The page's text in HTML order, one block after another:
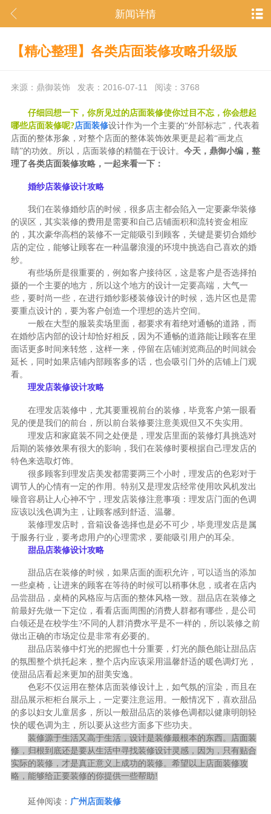
新闻详情
【精心整理】各类店面装修攻略升级版
来源：鼎御装饰 发表：2016-07-11 阅读：3768
仔细回想一下，你所见过的店面装修使你过目不忘，你会想起
哪些店面装修呢?店面装修设计作为一个主要的“外部标志”，代表着
店面的整体形象，对整个店面的整体装饰效果更是起着“画龙点
睛”的功效。所以，店面装修的精髓在于设计。 今天，鼎御小编，整
理了各类店面装修攻略，一起来看一下：
婚纱店装修设计攻略
我们在装修婚纱店的时候，很多店主都会陷入一定要豪华装修
的误区，其实装修的费用是需要和自己店铺面积和流转资金相应
的，其次豪华高档的装修不一定能吸引到顾客，关键是要切合婚纱
店的定位，能够让顾客在一种温馨浪漫的环境中挑选自己喜欢的婚
纱。
有些场所是很重要的，例如客户接待区，这是客户是否选择拍
摄的一个主要的地方，所以这个地方的设计一定要高端，大气一
些，要时尚一些，在进行婚纱影楼装修设计的时候，选片区也是需
要重点设计的，要为客户创造一个理想的选片空间。
一般在大型的服装卖场里面，都要求有着绝对通畅的道路，而
在婚纱店内部的设计却恰好相反，因为不通畅的道路能让顾客在里
面话更多时间来转悠，这样一来，停留在店铺浏览商品的时间就会
延长，同时如果店铺内部顾客多的话，也会吸引门外的店铺上门观
看。
理发店装修设计攻略
在理发店装修中，尤其要重视前台的装修，毕竟客户第一眼看
见的便是我们的前台，所以前台装修要注意美观但又不失实用。
理发店和家庭装不同之处便是，理发店里面的装修灯具挑选对
后期的装修效果有很大的影响，我们在装修时要根据自己理发店的
特色来选取灯饰。
很多顾客到理发店美发都需要两三个小时，理发店的色彩对于
调节人的心情有一定的作用。特别又是理发店经常使用吹风机发出
噪音容易让人心神不宁，理发店装修注意事项：理发店门面的色调
应该以浅色调为主，让顾客感到舒适、温馨。
装修理发店时，音箱设备选择也是必不可少，毕竟理发店是属
于服务行业，要考虑用户的心理需求，要能吸引用户的耳朵。
甜品店装修设计攻略
甜品店在装修的时候，如果店面的面积允许，可以适当的添加
一些桌椅，让进来的顾客在等待的时候可以稍事休息，或者在店内
品尝甜品，桌椅的风格应与店面的整体风格一致。甜品店在装修之
前最好先做一下定位，看看店面周围的消费人群都有哪些，是公司
白领还是在校学生?不同的人群消费水平是不一样的，所以装修之前
做出正确的市场定位是非常有必要的。
甜品店装修中灯光的把握也十分重要，灯光的颜色能让甜品店
的氛围整个烘托起来，整个店内应该采用温馨舒适的暖色调灯光，
使甜品店看起来更加的甜美安逸。
色彩不仅运用在整体店面装修设计上，如气氛的渲染，而且在
甜品展示柜柜台展示上，一定要注意运用。一般情况下，喜欢甜品
的多以妇女儿童居多，所以一般甜品店的装修色调都以健康明朗轻
快的暖色调为主，所以要从这些方面多下些功夫。
装修源于生活又高于生活，设计是装修最根本的东西。店面装
修，归根到底还是要从生活中寻找装修设计灵感，因为，只有贴合
实际的装修，才是真正意义上成功的装修。希望以上店面装修攻
略，能够给正要装修的你提供一些帮助!
延伸阅读： 广州店面装修